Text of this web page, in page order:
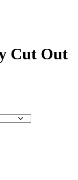
Cut Out